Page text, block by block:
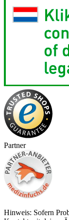
Partner
Hinweis: Sofern